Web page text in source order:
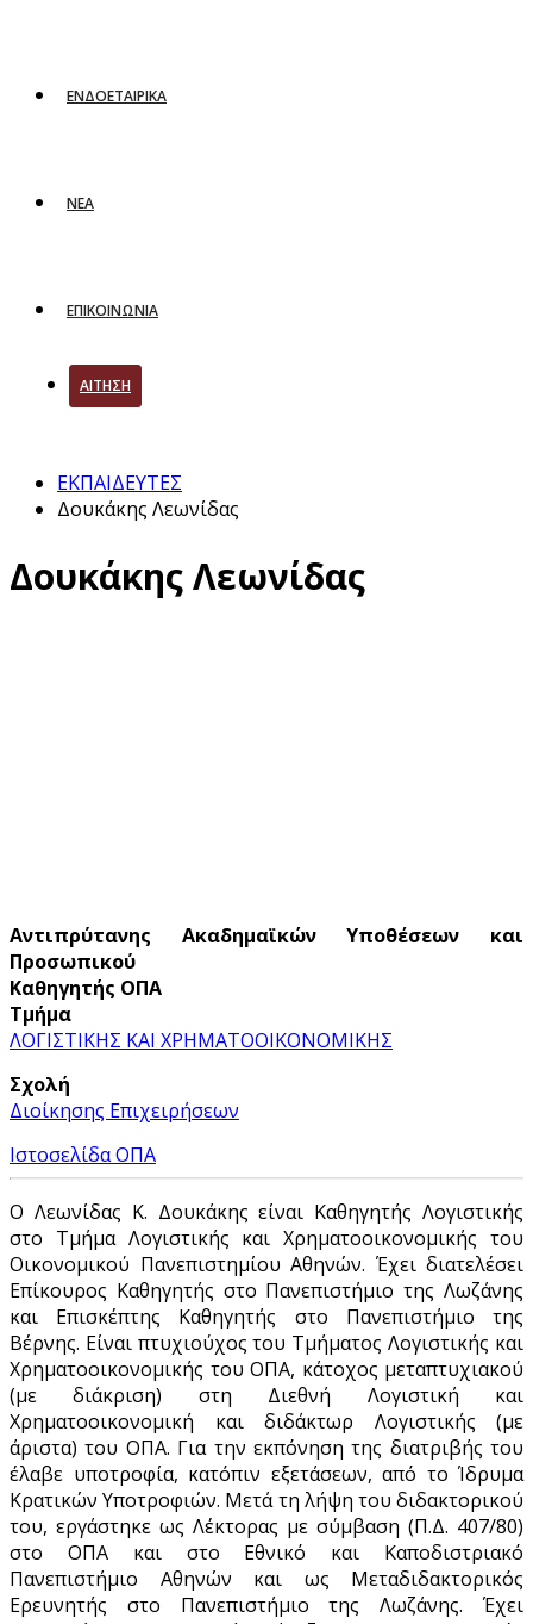
ΕΝΔΟΕΤΑΙΡΙΚΑ
ΝΕΑ
ΕΠΙΚΟΙΝΩΝΙΑ
ΑΙΤΗΣΗ
ΕΚΠΑΙΔΕΥΤΕΣ
Δουκάκης Λεωνίδας
Δουκάκης Λεωνίδας
Αντιπρύτανης Ακαδημαϊκών Υποθέσεων και
Προσωπικού
Καθηγητής ΟΠΑ
Τμήμα
ΛΟΓΙΣΤΙΚΗΣ ΚΑΙ ΧΡΗΜΑΤΟΟΙΚΟΝΟΜΙΚΗΣ
Σχολή
Διοίκησης Επιχειρήσεων
Ιστοσελίδα ΟΠΑ
Ο Λεωνίδας Κ. Δουκάκης είναι Καθηγητής Λογιστικής
στο Τμήμα Λογιστικής και Χρηματοοικονομικής του
Οικονομικού Πανεπιστημίου Αθηνών. Έχει διατελέσει
Επίκουρος Καθηγητής στο Πανεπιστήμιο της Λωζάνης
και Επισκέπτης Καθηγητής στο Πανεπιστήμιο της
Βέρνης. Είναι πτυχιούχος του Τμήματος Λογιστικής και
Χρηματοοικονομικής του ΟΠΑ, κάτοχος μεταπτυχιακού
(με διάκριση) στη Διεθνή Λογιστική και
Χρηματοοικονομική και διδάκτωρ Λογιστικής (με
άριστα) του ΟΠΑ. Για την εκπόνηση της διατριβής του
έλαβε υποτροφία, κατόπιν εξετάσεων, από το Ίδρυμα
Κρατικών Υποτροφιών. Μετά τη λήψη του διδακτορικού
του, εργάστηκε ως Λέκτορας με σύμβαση (Π.Δ. 407/80)
στο ΟΠΑ και στο Εθνικό και Καποδιστριακό
Πανεπιστήμιο Αθηνών και ως Μεταδιδακτορικός
Ερευνητής στο Πανεπιστήμιο της Λωζάνης. Έχει